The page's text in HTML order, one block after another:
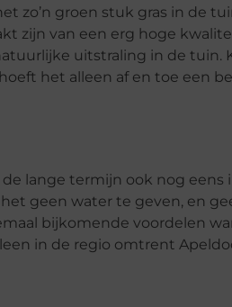
zo’n groen stuk gras in de
zijn van een erg hoge
uitstraling in de tuin.
het alleen af en toe een
lange termijn ook nog eens
geen water te geven, en
bijkomende voordelen
in de regio omtrent